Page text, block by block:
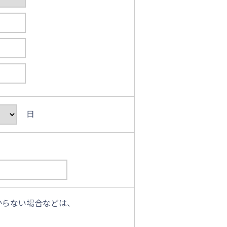
日
ない場合などは、